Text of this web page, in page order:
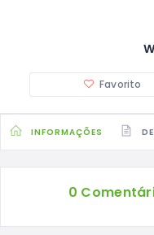
Favorito
INFORMAÇÕES
0